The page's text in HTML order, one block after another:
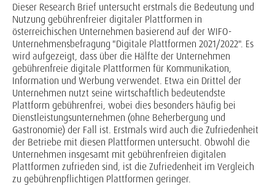
Dieser Research Brief untersucht erstmals die Bedeutung und
Nutzung gebührenfreier digitaler Plattformen in
österreichischen Unternehmen basierend auf der WIFO-
Unternehmensbefragung "Digitale Plattformen 2021/2022". Es
wird aufgezeigt, dass über die Hälfte der Unternehmen
gebührenfreie digitale Plattformen für Kommunikation,
Information und Werbung verwendet. Etwa ein Drittel der
Unternehmen nutzt seine wirtschaftlich bedeutendste
Plattform gebührenfrei, wobei dies besonders häufig bei
Dienstleistungsunternehmen (ohne Beherbergung und
Gastronomie) der Fall ist. Erstmals wird auch die Zufriedenheit
der Betriebe mit diesen Plattformen untersucht. Obwohl die
Unternehmen insgesamt mit gebührenfreien digitalen
Plattformen zufrieden sind, ist die Zufriedenheit im Vergleich
zu gebührenpflichtigen Plattformen geringer.